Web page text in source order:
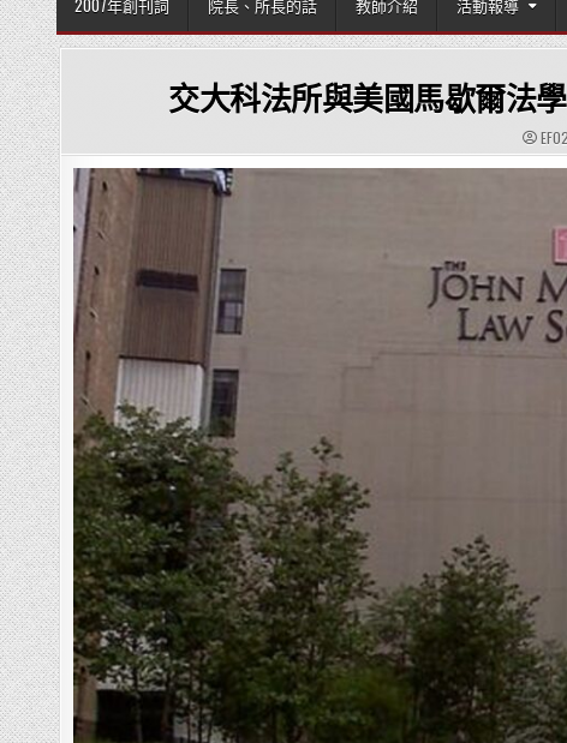
2007年創刊詞 院長、所長的話 教師介紹 活動報導
交大科法所與美國馬歇爾法